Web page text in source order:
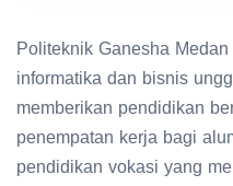
Politeknik Ganesha
informatika dan bisnis
memberikan pendidikan
penempatan kerja bagi
pendidikan vokasi yang